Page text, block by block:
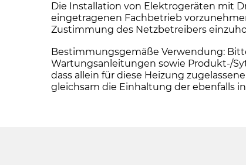
Die Installation von Elektrogeräten mit
eingetragenen Fachbetrieb
Zustimmung des Netzbetreibers
Bestimmungsgemäße Verwendung:
Wartungsanleitungen sowie Produkt-/
dass allein für diese Heizung
gleichsam die Einhaltung der ebenfalls